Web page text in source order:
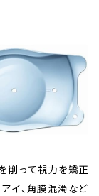
削って視力を矯正
イ、角膜混濁など